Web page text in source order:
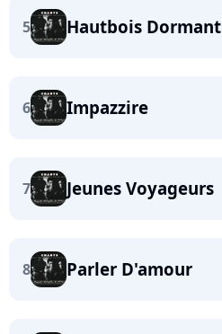
5 Hautbois Dormant
6 Impazzire
7 Jeunes Voyageurs
8 Parler D'amour